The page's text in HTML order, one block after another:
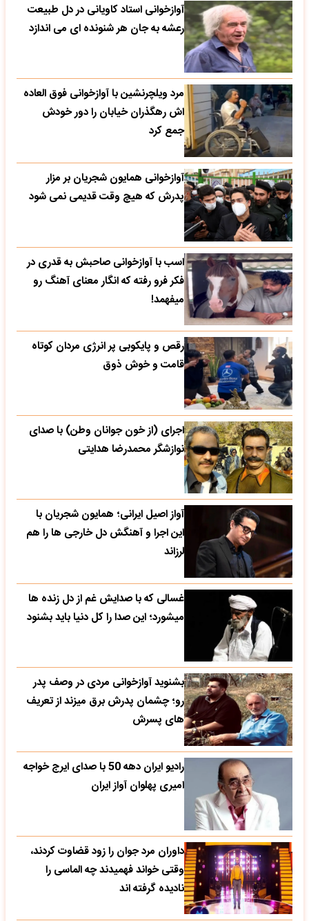
آوازخوانی استاد کاویانی در دل طبیعت
رعشه به جان هر شنونده ای می اندازد
مرد ویلچرنشین با آوازخوانی فوق العاده
اش رهگذران خیابان را دور خودش
جمع کرد
آوازخوانی همایون شجریان بر مزار
پدرش که هیچ وقت قدیمی نمی شود
اسب با آوازخوانی صاحبش به قدری در
فکر فرو رفته که انگار معنای آهنگ رو
میفهمد!
رقص و پایکوبی پر انرژی مردان کوتاه
قامت و خوش ذوق
اجرای (از خون جوانان وطن) با صدای
نوازشگر محمدرضا هدایتی
آواز اصیل ایرانی؛ همایون شجریان با
این اجرا و آهنگش دل خارجی ها را هم
لرزاند
غسالی که با صدایش غم از دل زنده ها
میشورد؛ این صدا را کل دنیا باید بشنود
بشنوید آوازخوانی مردی در وصف پدر
رو؛ چشمان پدرش برق میزند از تعریف
های پسرش
رادیو ایران دهه 50 با صدای ایرج خواجه
امیری پهلوان آواز ایران
داوران مرد جوان را زود قضاوت کردند،
وقتی خواند فهمیدند چه الماسی را
نادیده گرفته اند